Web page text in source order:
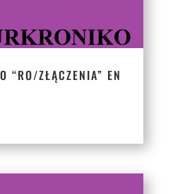
“RO/ZŁĄCZENIA” EN